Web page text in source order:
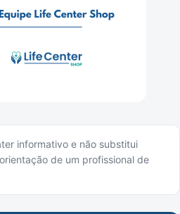
informativo e não substitui
de um profissional de